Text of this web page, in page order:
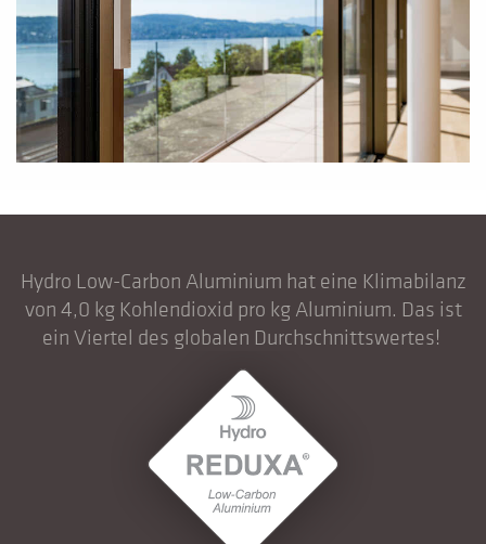
Hydro Low-Carbon Aluminium hat eine Klimabilanz
von 4,0 kg Kohlendioxid pro kg Aluminium. Das ist
ein Viertel des globalen Durchschnittswertes!